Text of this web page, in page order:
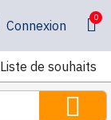
Connexion
Liste de souhaits